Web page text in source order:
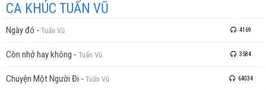
CA KHÚC TUẤN VŨ
Ngày đó - Tuấn Vũ 4169
Còn nhớ hay không - Tuấn Vũ 3584
Chuyện Một Người Đi - Tuấn Vũ 64034